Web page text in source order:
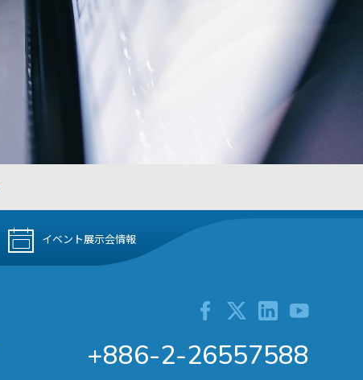
イベント展示会情報
+886-2-26557588